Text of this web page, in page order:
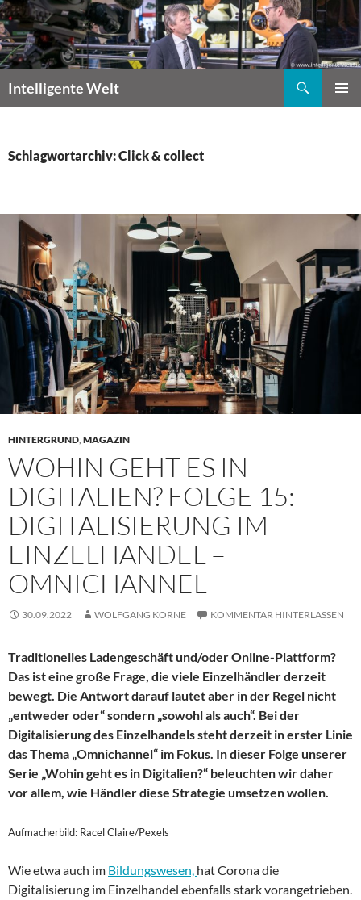
Zum
Inhalt
springen
Intelligente Welt
Schlagwortarchiv: Click & collect
HINTERGRUND,MAGAZIN
WOHIN GEHT ES IN
DIGITALIEN? FOLGE 15:
DIGITALISIERUNG IM
EINZELHANDEL –
OMNICHANNEL
30.09.2022 WOLFGANG KORNE KOMMENTAR HINTERLASSEN
Traditionelles Ladengeschäft und/oder Online-Plattform?
Das ist eine große Frage, die viele Einzelhändler derzeit
bewegt. Die Antwort darauf lautet aber in der Regel nicht
„entweder oder“ sondern „sowohl als auch“. Bei der
Digitalisierung des Einzelhandels steht derzeit in erster Linie
das Thema „Omnichannel“ im Fokus. In dieser Folge unserer
Serie „Wohin geht es in Digitalien?“ beleuchten wir daher
vor allem, wie Händler diese Strategie umsetzen wollen.
Aufmacherbild: Racel Claire/Pexels
Wie etwa auch im Bildungswesen, hat Corona die
Digitalisierung im Einzelhandel ebenfalls stark vorangetrieben.